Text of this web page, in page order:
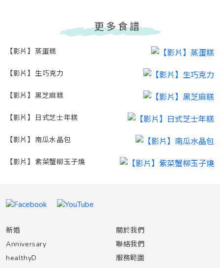
更多食譜
【影片】蒸蛋糕
【影片】生巧克力
【影片】黑芝麻糕
【影片】日式芝士年糕
【影片】南瓜水晶包
【影片】紫菜蟹柳玉子燒
新婚
Anniversary
healthyD
關於我們
聯絡我們
服務範圍